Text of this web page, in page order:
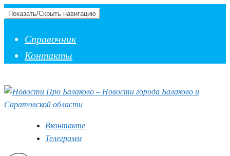
Показать/Скрыть навигацию
Справочник
Контакты
Вконтакте
Телеграмм